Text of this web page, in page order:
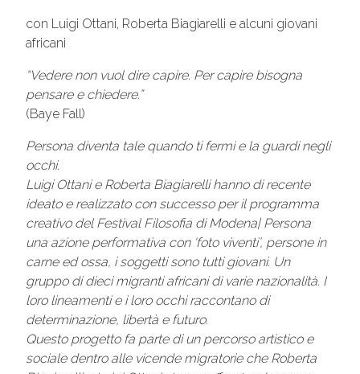
con Luigi Ottani, Roberta Biagiarelli e alcuni giovani
africani
“Vedere non vuol dire capire. Per capire bisogna
pensare e chiedere.”
(Baye Fall)
Persona diventa tale quando ti fermi e la guardi negli
occhi.
Luigi Ottani e Roberta Biagiarelli hanno di recente
ideato e realizzato con successo per il programma
creativo del Festival Filosofia di Modena| Persona
una azione performativa con ‘foto viventi’, persone in
carne ed ossa, i soggetti sono tutti giovani. Un
gruppo di dieci migranti africani di varie nazionalità. I
loro lineamenti e i loro occhi raccontano di
determinazione, libertà e futuro.
Questo progetto fa parte di un percorso artistico e
sociale dentro alle vicende migratorie che Roberta